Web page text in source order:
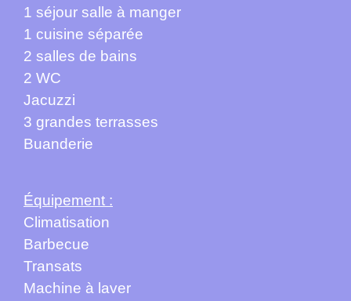
1 séjour salle à manger
1 cuisine séparée
2 salles de bains
2 WC
Jacuzzi
3 grandes terrasses
Buanderie
Équipement :
Climatisation
Barbecue
Transats
Machine à laver